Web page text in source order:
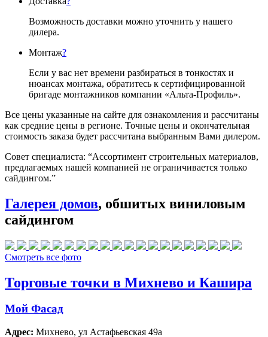
Возможность доставки можно уточнить у нашего
дилера.
Монтаж?
Если у вас нет времени разбираться в тонкостях и
нюансах монтажа, обратитесь к сертифицированной
бригаде монтажников компании «Альта-Профиль».
Все цены указанные на сайте для ознакомления и рассчитаны
как средние цены в регионе. Точные цены и окончательная
стоимость заказа будет рассчитана выбранным Вами дилером.
Совет специалиста: “Ассортимент строительных материалов,
предлагаемых нашей компанией не ограничивается только
сайдингом.”
Галерея домов, обшитых виниловым
сайдингом
Смотреть все фото
Торговые точки в Михнево и Кашира
Мой Фасад
Адрес: Михнево, ул Астафьевская 49а